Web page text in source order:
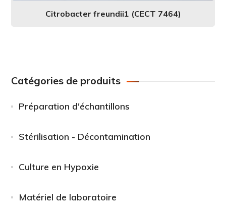
Citrobacter freundii1 (CECT 7464)
Catégories de produits
Préparation d'échantillons
Stérilisation - Décontamination
Culture en Hypoxie
Matériel de laboratoire